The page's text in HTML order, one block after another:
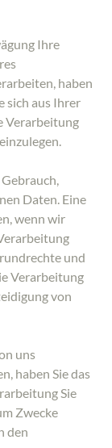
Ihre
haben
sich aus Ihrer
Verarbeitung
Daten. Eine
wenn wir
und
Verarbeitung
von
uns
haben Sie das
Sie
Zwecke
den